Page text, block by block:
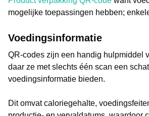
mogelijke toepassingen hebben;
Voedingsinformatie
QR-codes zijn een handig hulpmiddel
daar ze met slechts één scan een
voedingsinformatie bieden.
Dit omvat caloriegehalte,